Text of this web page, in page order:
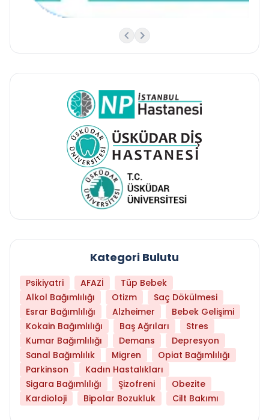
Kategori Bulutu
Psikiyatri AFAZİ
Tüp Bebek
Alkol Bağımlılığı
Otizm
Saç Dökülmesi
Esrar Bağımlılığı
Alzheimer
Bebek Gelişimi
Kokain Bağımlılığı
Baş Ağrıları
Stres
Kumar Bağımlılığı
Demans
Depresyon
Sanal Bağımlılık
Migren
Opiat Bağımlılığı
Parkinson
Kadın Hastalıkları
Sigara Bağımlılığı
Şizofreni
Obezite
Kardioloji
Bipolar Bozukluk Cilt Bakımı